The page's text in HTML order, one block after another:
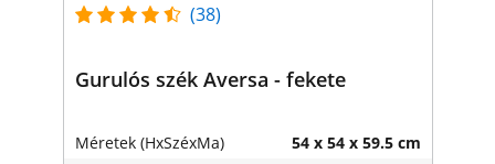
(38)
Gurulós szék Aversa - fekete
Méretek (HxSzéxMa) 54 x 54 x 59.5 cm